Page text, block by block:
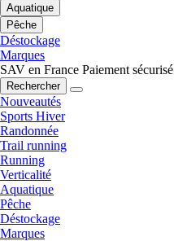
Aquatique
Pêche
Déstockage
Marques
SAV en France Paiement sécurisé
Rechercher
Nouveautés
Sports Hiver
Randonnée
Trail running
Running
Verticalité
Aquatique
Pêche
Déstockage
Marques